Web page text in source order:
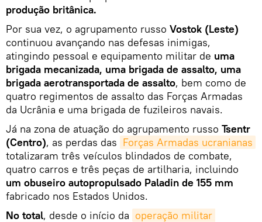
produção britânica.
Por sua vez, o agrupamento russo Vostok (Leste)
continuou avançando nas defesas inimigas,
atingindo pessoal e equipamento militar de uma
brigada mecanizada, uma brigada de assalto, uma
brigada aerotransportada de assalto, bem como de
quatro regimentos de assalto das Forças Armadas
da Ucrânia e uma brigada de fuzileiros navais.
Já na zona de atuação do agrupamento russo Tsentr
(Centro), as perdas das Forças Armadas ucranianas
totalizaram três veículos blindados de combate,
quatro carros e três peças de artilharia, incluindo
um obuseiro autopropulsado Paladin de 155 mm
fabricado nos Estados Unidos.
No total, desde o início da operação militar